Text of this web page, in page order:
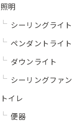
照明
シーリングライト
ペンダントライト
ダウンライト
シーリングファン
トイレ
便器